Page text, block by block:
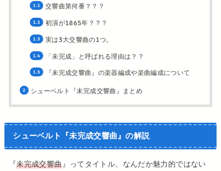
交響曲第何番？？？
初演が1865年？？？
実は3大交響曲の1つ。
「未完成」と呼ばれる理由は？？
『未完成交響曲』の楽器編成や楽曲編成について
シューベルト『未完成交響曲』まとめ
シューベルト『未完成交響曲』の解説
『未完成交響曲』ってタイトル、なんだか魅力的ではない